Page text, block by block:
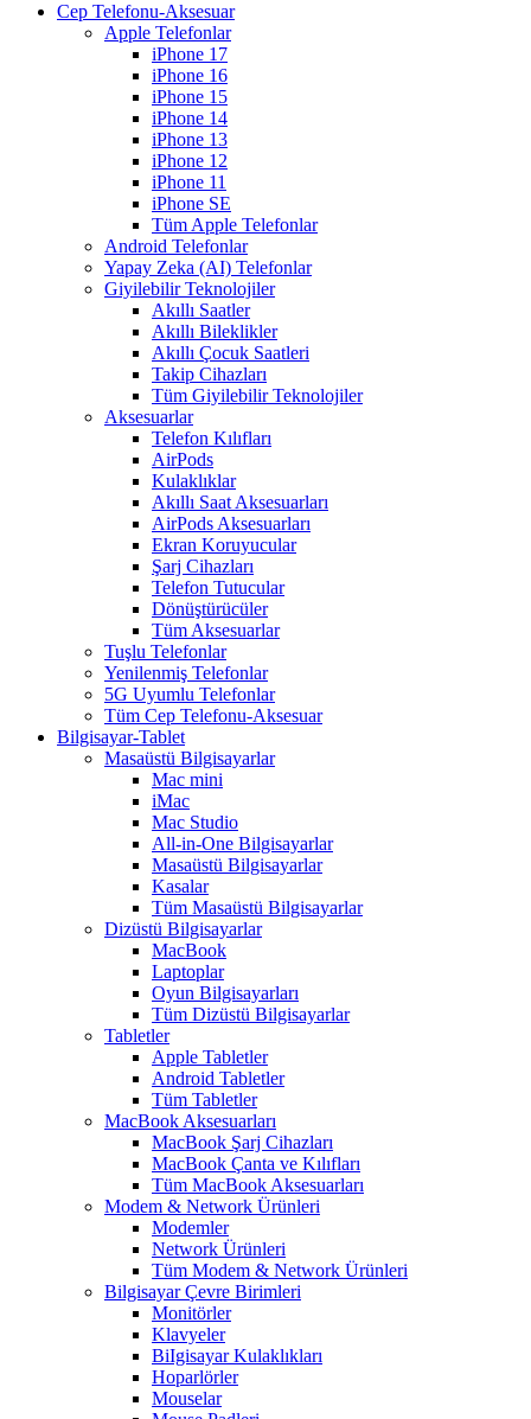
Cep Telefonu-Aksesuar
Apple Telefonlar
iPhone 17
iPhone 16
iPhone 15
iPhone 14
iPhone 13
iPhone 12
iPhone 11
iPhone SE
Tüm Apple Telefonlar
Android Telefonlar
Yapay Zeka (AI) Telefonlar
Giyilebilir Teknolojiler
Akıllı Saatler
Akıllı Bileklikler
Akıllı Çocuk Saatleri
Takip Cihazları
Tüm Giyilebilir Teknolojiler
Aksesuarlar
Telefon Kılıfları
AirPods
Kulaklıklar
Akıllı Saat Aksesuarları
AirPods Aksesuarları
Ekran Koruyucular
Şarj Cihazları
Telefon Tutucular
Dönüştürücüler
Tüm Aksesuarlar
Tuşlu Telefonlar
Yenilenmiş Telefonlar
5G Uyumlu Telefonlar
Tüm Cep Telefonu-Aksesuar
Bilgisayar-Tablet
Masaüstü Bilgisayarlar
Mac mini
iMac
Mac Studio
All-in-One Bilgisayarlar
Masaüstü Bilgisayarlar
Kasalar
Tüm Masaüstü Bilgisayarlar
Dizüstü Bilgisayarlar
MacBook
Laptoplar
Oyun Bilgisayarları
Tüm Dizüstü Bilgisayarlar
Tabletler
Apple Tabletler
Android Tabletler
Tüm Tabletler
MacBook Aksesuarları
MacBook Şarj Cihazları
MacBook Çanta ve Kılıfları
Tüm MacBook Aksesuarları
Modem & Network Ürünleri
Modemler
Network Ürünleri
Tüm Modem & Network Ürünleri
Bilgisayar Çevre Birimleri
Monitörler
Klavyeler
BiIgisayar Kulaklıkları
Hoparlörler
Mouselar